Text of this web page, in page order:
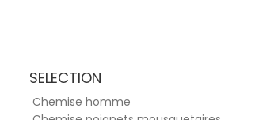
SELECTION
Chemise homme